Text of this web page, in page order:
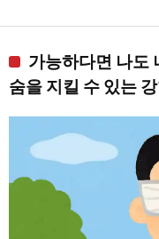
가능하다면 나도
숨을 지킬 수 있는